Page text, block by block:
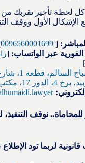
كل لحظة تأخير تقربك
الأول ووقف
[
0096560001699
عبر الواتساب: [
]
17، مكتب 65.
نوقف التنفيذ،
لربما تود الإطلاع